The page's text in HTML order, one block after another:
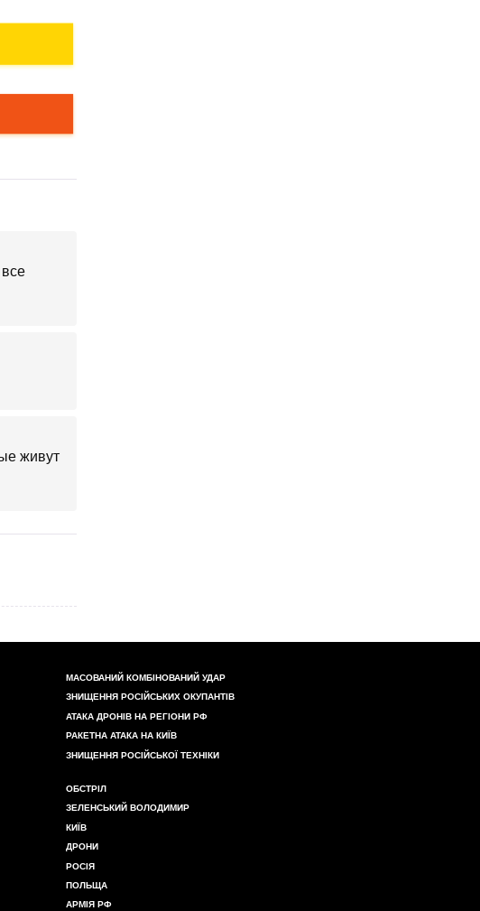
живут
МАСОВАНИЙ КОМБІНОВАНИЙ УДАР
ЗНИЩЕННЯ РОСІЙСЬКИХ ОКУПАНТІВ
АТАКА ДРОНІВ НА РЕГІОНИ РФ
РАКЕТНА АТАКА НА КИЇВ
ЗНИЩЕННЯ РОСІЙСЬКОЇ ТЕХНІКИ
ОБСТРІЛ
ЗЕЛЕНСЬКИЙ ВОЛОДИМИР
КИЇВ
ДРОНИ
РОСІЯ
ПОЛЬЩА
АРМІЯ РФ